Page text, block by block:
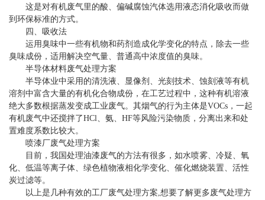
这是对有机废气里的酸、偏碱腐蚀汽体选用液态消化吸收而做
到环保标准的方式。
四、吸收法
运用臭味中一些有机物和药剂造成化学变化的特点，除去一些
臭味成份，适用解决空气量、普通高中浓度值的臭味。
半导体材料废气处理方案
半导体业中采用的清洗液、显像剂、光刻技术、蚀刻液等有机
溶剂中富含大量的有机化合物成份，在工艺过程中，这种有机溶液
绝大多数根据蒸发变成工业废气。其烟气的行为主体是VOCs，一起
有机废气中还搅拌了HCl、氨、HF等风险污染物质，分离出来和处
置难度系数比较大。
喷漆厂废气处理方案
目前，我国处理油漆废气的方法有很多，如水喷雾、冷疑、氧
化、低温等离子体、绿色植物液相化学变化、催化燃烧装置、活性
炭过滤等。
以上是几种有效的工厂废气处理方案,想要了解更多废气处理方